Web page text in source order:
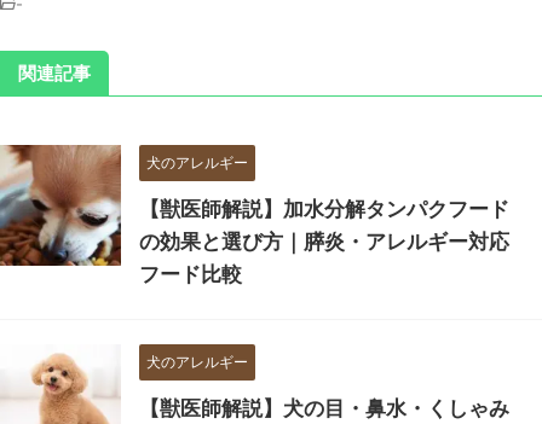
関連記事
犬のアレルギー
【獣医師解説】加水分解タンパクフード
の効果と選び方｜膵炎・アレルギー対応
フード比較
犬のアレルギー
【獣医師解説】犬の目・鼻水・くしゃみ